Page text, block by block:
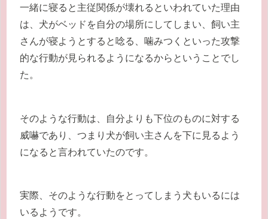
一緒に寝ると主従関係が壊れるといわれていた理由
は、犬がベッドを自分の場所にしてしまい、飼い主
さんが寝ようとすると唸る、噛みつくといった攻撃
的な行動が見られるようになるからということでし
た。
そのような行動は、自分よりも下位のものに対する
威嚇であり、つまり犬が飼い主さんを下に見るよう
になると言われていたのです。
実際、そのような行動をとってしまう犬もいるには
いるようです。